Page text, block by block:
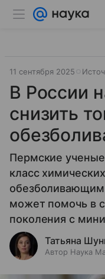
11 сентября 2025
В России
снизить
Пермские
класс
обезболивающим
может помочь в
поколения с
Татьяна
Автор Наука